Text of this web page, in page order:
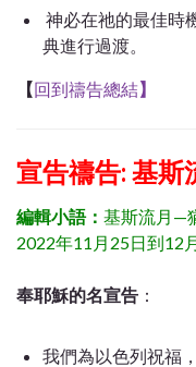
神必在祂的最佳時
典進行過渡。
【回到禱告總結】
宣告禱告: 基斯
編輯小語： 基斯流月—
2022年11月25日到12
奉耶穌的名宣告 ：
我們為以色列祝福